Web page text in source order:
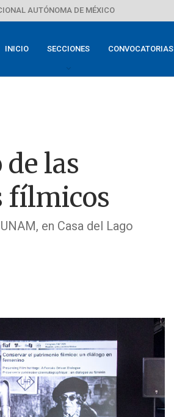
AUTÓNOMA DE MÉXICO
INICIO SECCIONES CONVOCATORIAS
las
fílmicos
en Casa del Lago